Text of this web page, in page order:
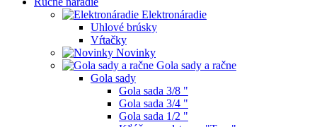
Elektronáradie
Uhlové brúsky
Vŕtačky
Novinky
Gola sady a račne
Gola sady
Gola sada 3/8 "
Gola sada 3/4 "
Gola sada 1/2 "